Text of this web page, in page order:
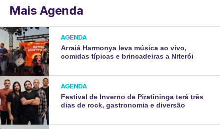
Mais Agenda
AGENDA
Arraiá Harmonya leva música ao vivo,
comidas típicas e brincadeiras a Niterói
AGENDA
Festival de Inverno de Piratininga terá três
dias de rock, gastronomia e diversão